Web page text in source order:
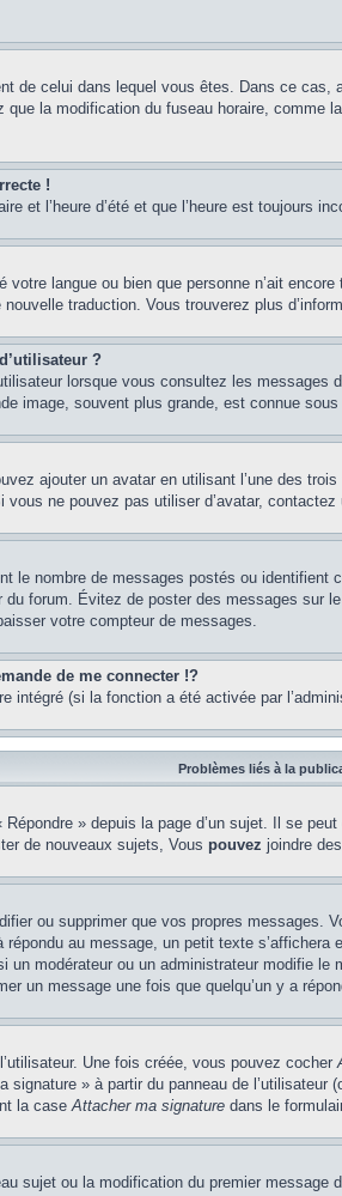
de celui dans lequel vous êtes. Dans ce cas,
la modification du fuseau horaire, comme
!
et l’heure d’été et que l’heure est toujours
votre langue ou bien que personne n’ait
traduction. Vous trouverez plus
?
lorsque vous consultez les
image, souvent plus grande, est connue
ajouter un avatar en utilisant l’une des
ne pouvez pas utiliser d’avatar, contactez
le nombre de messages postés ou
du forum. Évitez de poster des messages
votre compteur de messages.
de me connecter !?
intégré (si la fonction a été activée par
Problèmes liés à la
» depuis la page d’un sujet. Il se
de nouveaux sujets, Vous pouvez joindre
ou supprimer que vos propres
au message, un petit texte
un modérateur ou un administrateur
un message une fois que quelqu’un y a
Une fois créée, vous pouvez cocher
» à partir du panneau de l’utilisateur
la caseAttacher ma signature dans le
sujet ou la modification du premier